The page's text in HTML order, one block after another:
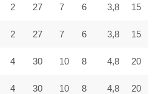
2 27 7 6 3,8 15
2 27 7 6 3,8 15
4 30 10 8 4,8 20
4 30 10 8 4,8 20